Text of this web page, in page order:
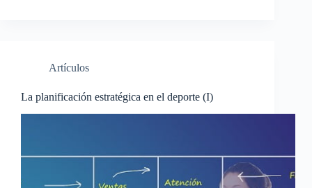
Artículos
La planificación estratégica en el deporte (I)